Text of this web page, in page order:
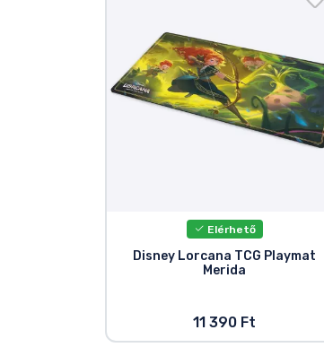
Elérhető
Disney Lorcana TCG Playmat
Merida
11 390 Ft
Sorozatos cuccok